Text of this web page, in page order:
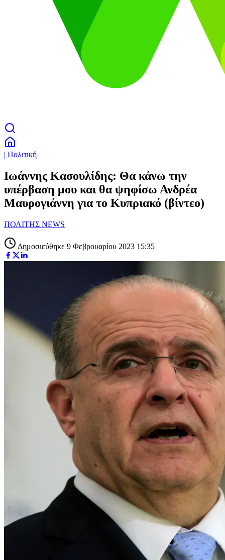
| Πολιτική
Ιωάννης Κασουλίδης: Θα κάνω την
υπέρβαση μου και θα ψηφίσω Ανδρέα
Μαυρογιάννη για το Κυπριακό (βίντεο)
ΠΟΛΙΤΗΣ NEWS
Δημοσιεύθηκε 9 Φεβρουαρίου 2023 15:35